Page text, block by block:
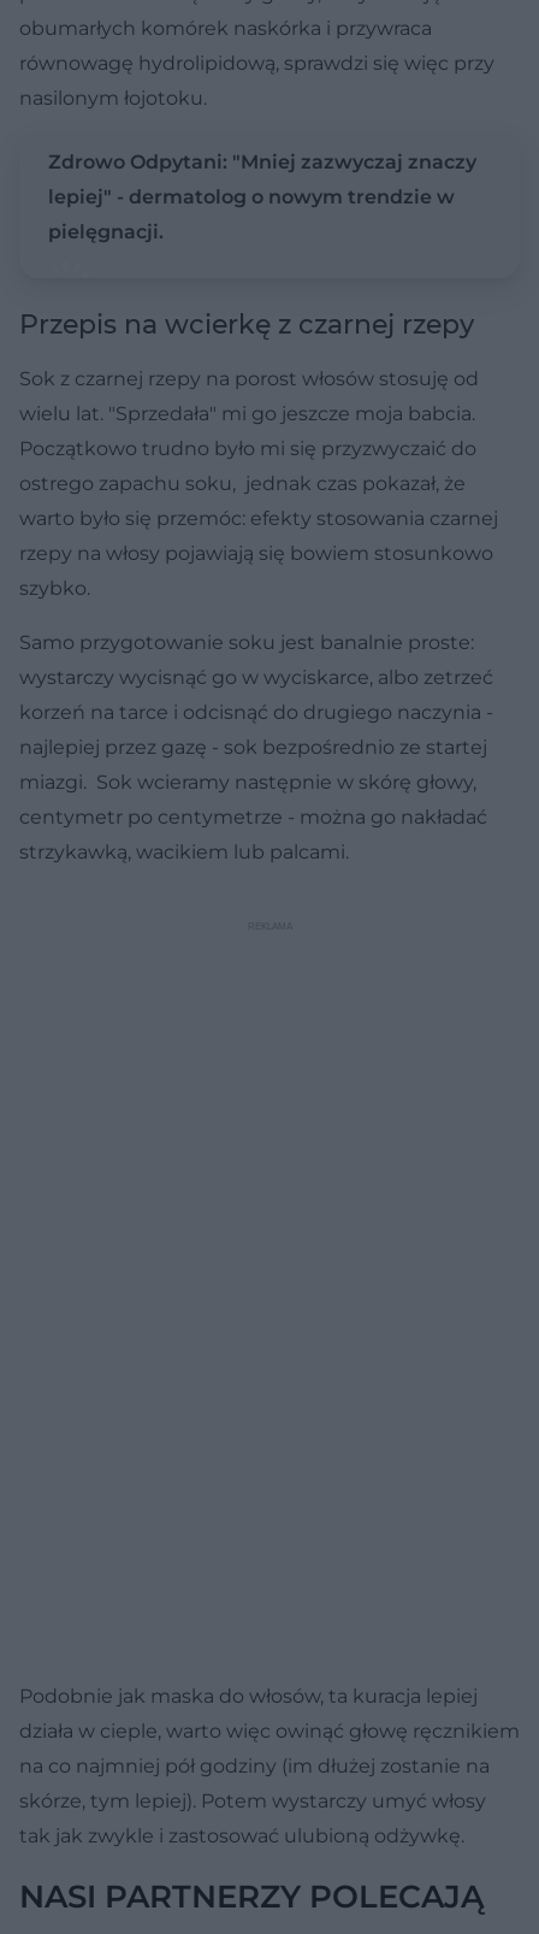
obumarłych komórek naskórka i przywraca
równowagę hydrolipidową, sprawdzi się więc przy
nasilonym łojotoku.
Zdrowo Odpytani: "Mniej zazwyczaj znaczy
lepiej" - dermatolog o nowym trendzie w
pielęgnacji.
Przepis na wcierkę z czarnej rzepy
Sok z czarnej rzepy na porost włosów stosuję od
wielu lat. "Sprzedała" mi go jeszcze moja babcia.
Początkowo trudno było mi się przyzwyczaić do
ostrego zapachu soku, jednak czas pokazał, że
warto było się przemóc: efekty stosowania czarnej
rzepy na włosy pojawiają się bowiem stosunkowo
szybko.
Samo przygotowanie soku jest banalnie proste:
wystarczy wycisnąć go w wyciskarce, albo zetrzeć
korzeń na tarce i odcisnąć do drugiego naczynia -
najlepiej przez gazę - sok bezpośrednio ze startej
miazgi. Sok wcieramy następnie w skórę głowy,
centymetr po centymetrze - można go nakładać
strzykawką, wacikiem lub palcami.
Podobnie jak maska do włosów, ta kuracja lepiej
działa w cieple, warto więc owinąć głowę ręcznikiem
na co najmniej pół godziny (im dłużej zostanie na
skórze, tym lepiej). Potem wystarczy umyć włosy
tak jak zwykle i zastosować ulubioną odżywkę.
NASI PARTNERZY POLECAJĄ